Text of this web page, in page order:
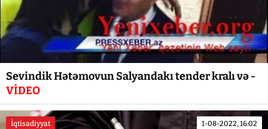
Sevindik Hətəmovun Salyandakı tender kralı və -
VİDEO
İqtisadiyyat 1-08-2022, 16:02